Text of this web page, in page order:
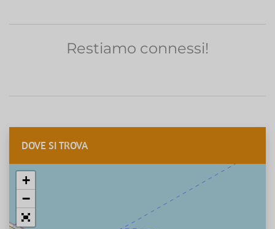
Restiamo connessi!
DOVE SI TROVA
+
−